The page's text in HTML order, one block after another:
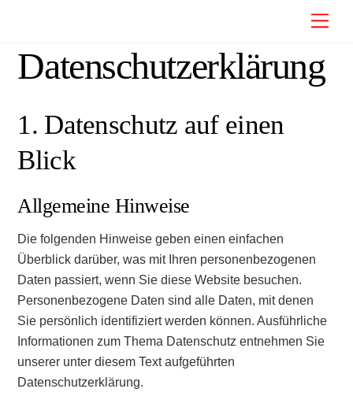
Datenschutz­erklärung
1. Datenschutz auf einen
Blick
Allgemeine Hinweise
Die folgenden Hinweise geben einen einfachen
Überblick darüber, was mit Ihren personenbezogenen
Daten passiert, wenn Sie diese Website besuchen.
Personenbezogene Daten sind alle Daten, mit denen
Sie persönlich identifiziert werden können. Ausführliche
Informationen zum Thema Datenschutz entnehmen Sie
unserer unter diesem Text aufgeführten
Datenschutzerklärung.